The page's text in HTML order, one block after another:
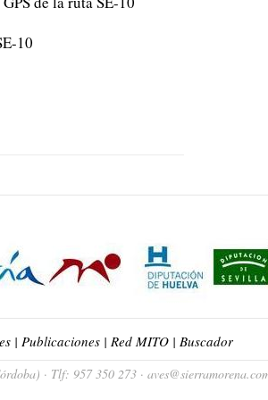
10
| Publicaciones | Red MITO | Buscador
· Tlf: 957 350 273 ·